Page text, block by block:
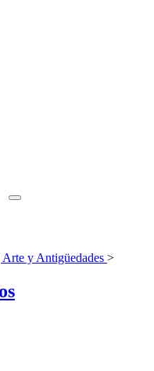
Arte y Antigüedades >